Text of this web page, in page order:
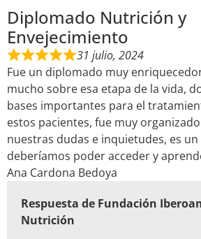
Diplomado Nutrición y
Envejecimiento
31 julio, 2024
Fue un diplomado muy
mucho sobre esa etapa de la vida,
bases importantes para el
estos pacientes, fue muy
nuestras dudas e inquietudes, es
deberíamos poder acceder y
Ana Cardona Bedoya
Respuesta de Fundación
Nutrición